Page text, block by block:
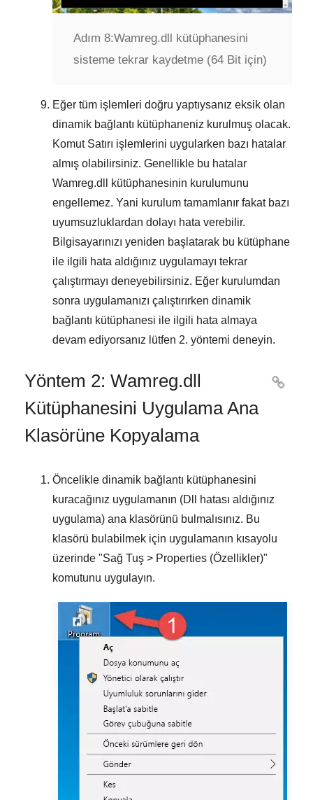
Adım 8:Wamreg.dll kütüphanesini
sisteme tekrar kaydetme (64 Bit için)
Eğer tüm işlemleri doğru yaptıysanız eksik olan
dinamik bağlantı kütüphaneniz kurulmuş olacak.
Komut Satırı işlemlerini uygularken bazı hatalar
almış olabilirsiniz. Genellikle bu hatalar
Wamreg.dll
kütüphanesinin kurulumunu
engellemez. Yani kurulum tamamlanır fakat bazı
uyumsuzluklardan dolayı hata verebilir.
Bilgisayarınızı yeniden başlatarak bu kütüphane
ile ilgili hata aldığınız uygulamayı tekrar
çalıştırmayı deneyebilirsiniz. Eğer kurulumdan
sonra uygulamanızı çalıştırırken dinamik
bağlantı kütüphanesi ile ilgili hata almaya
devam ediyorsanız lütfen 2. yöntemi deneyin.
Yöntem 2: Wamreg.dll
Kütüphanesini Uygulama Ana
Klasörüne Kopyalama

Öncelikle dinamik bağlantı kütüphanesini
kuracağınız uygulamanın (Dll hatası aldığınız
uygulama) ana klasörünü bulmalısınız. Bu
klasörü bulabilmek için uygulamanın kısayolu
üzerinde "Sağ Tuş > Properties (Özellikler)"
komutunu uygulayın.